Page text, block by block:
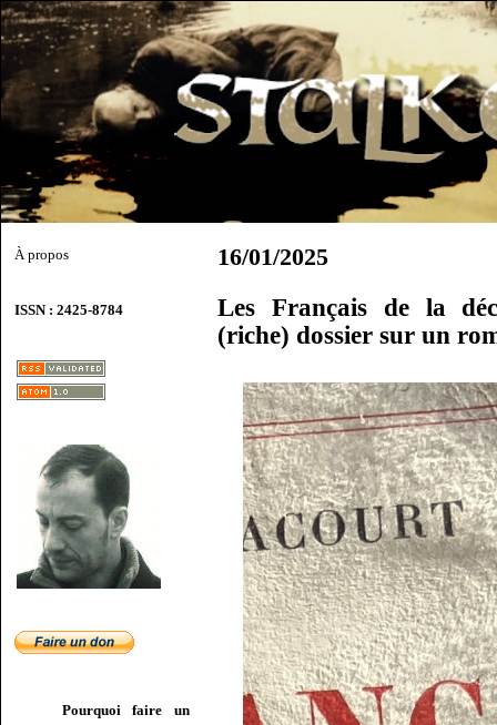
À propos
ISSN : 2425-8784
Pourquoi faire un
16/01/2025
Les Français de la
(riche) dossier sur un